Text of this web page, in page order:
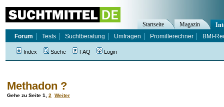
Methadon ?
Gehe zu Seite 1 2 Weiter
Startseite Magazin
Forum
Tests Suchtberatung Umfragen Promillerechner BMI-
Index Suche FAQ Login